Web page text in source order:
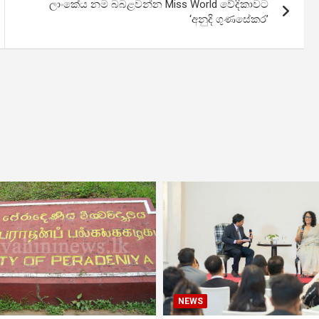
ලාංකේය නම බබළවන්න Miss World වේදිකාවට
‘අනුදි ගුණසේකර’
NEWS